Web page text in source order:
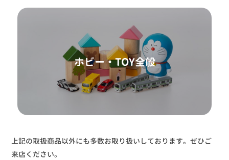
ホビー・TOY全般
上記の取扱商品以外にも多数お取り扱いしております。ぜひご
来店ください。